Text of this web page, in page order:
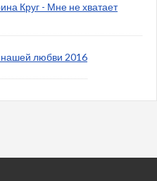
Круг - Мне не хватает
любви 2016